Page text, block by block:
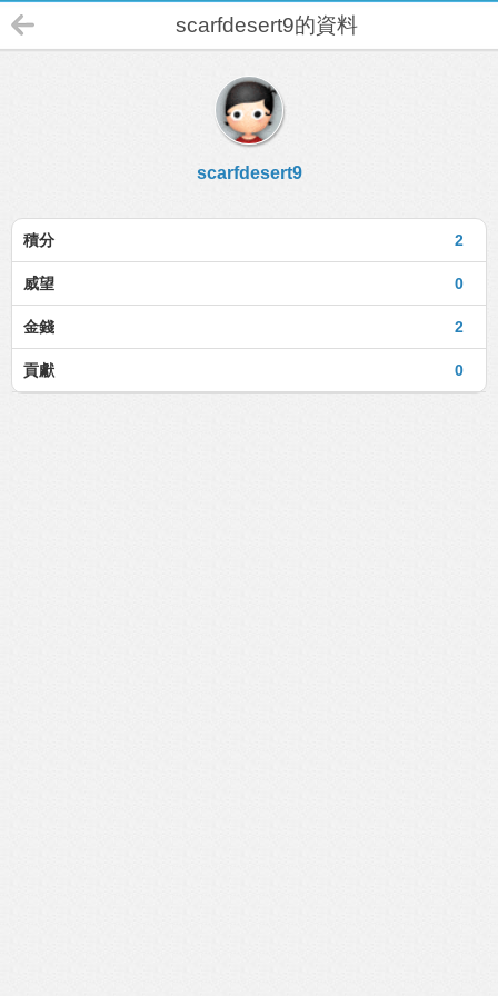
scarfdesert9的資料
scarfdesert9
2
積分
0
威望
2
金錢
0
貢獻